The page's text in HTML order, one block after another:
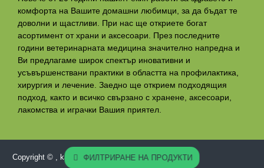
комфорта на Вашите домашни любимци, за да бъдат те
доволни и щастливи. При нас ще откриете богат
асортимент от храни и аксесоари. През последните
години ветеринарната медицина значително напредна и
Ви предлагаме широк спектър иновативни и
усъвършенствани практики в областта на профилактикa,
хирургия и лечение. Заедно ще открием подходящия
подход, както и всичко свързано с хранене, аксесоари,
лакомства и играчки Вашия приятел.
Copyright © , karasto-pets.com, All Rights Reserved
ФИЛТРИРАНЕ НА ПРОДУКТИ